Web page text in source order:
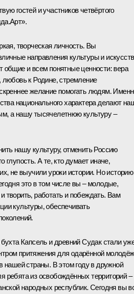
гостей и участников четвёртого
творческая личность. Вы
направления культуры и
общие и всем понятные ценности: вера
любовь к Родине, стремление
желание помогать людям.
национального характера делают
а нашу тысячелетнюю культуру –
нашу культуру, отменить Россию
глупость. А те, кто думает иначе,
не выучили уроки истории. Но историю
это в том числе вы – молодые,
творить, работать и побеждать. Вам
культуры, обеспечивать
Капсель и древний Судак стали
притяжения для одарённой
нашей страны. В этом году в дружной
ребята из освобождённых территорий –
народных республик. Сегодня вы